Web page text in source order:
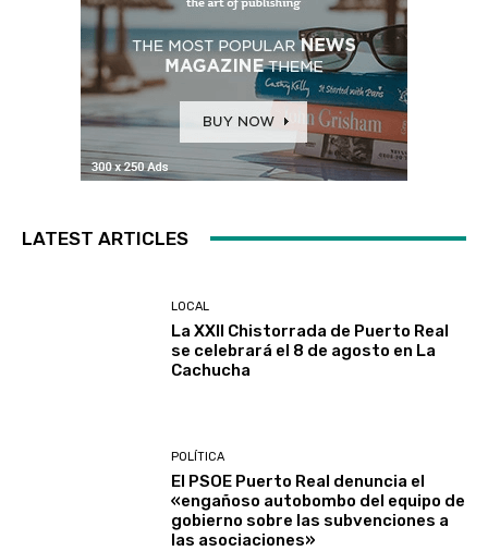
LATEST ARTICLES
LOCAL
La XXII Chistorrada de Puerto Real
se celebrará el 8 de agosto en La
Cachucha
POLÍTICA
El PSOE Puerto Real denuncia el
«engañoso autobombo del equipo de
gobierno sobre las subvenciones a
las asociaciones»